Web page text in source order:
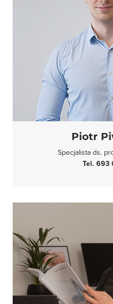
Piotr
Specjalista ds.
Tel. 693